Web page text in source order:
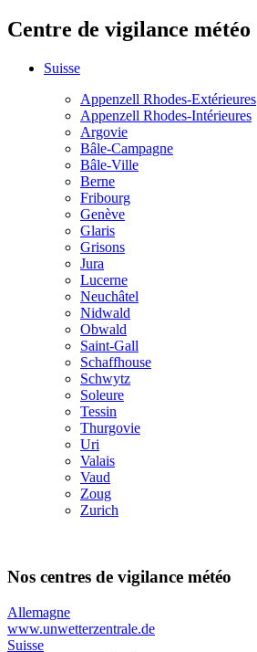
Centre de vigilance météo
Suisse
Appenzell Rhodes-Extérieures
Appenzell Rhodes-Intérieures
Argovie
Bâle-Campagne
Bâle-Ville
Berne
Fribourg
Genève
Glaris
Grisons
Jura
Lucerne
Neuchâtel
Nidwald
Obwald
Saint-Gall
Schaffhouse
Schwytz
Soleure
Tessin
Thurgovie
Uri
Valais
Vaud
Zoug
Zurich
Nos centres de vigilance météo
Allemagne
www.unwetterzentrale.de
Suisse